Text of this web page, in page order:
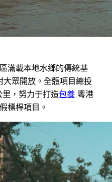
滿載本地水鄉的傳統基
眾開放。全體項目總投
，努力于打造包養 粵港
標桿項目。